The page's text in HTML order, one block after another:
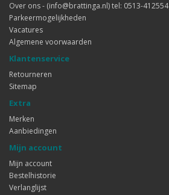
Over ons - (info@brattinga.nl) tel: 0513-412554
Parkeermogelijkheden
Vacatures
Algemene voorwaarden
Klantenservice
Retourneren
Sitemap
Extra
Merken
Aanbiedingen
Mijn account
Mijn account
Bestelhistorie
Verlanglijst